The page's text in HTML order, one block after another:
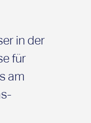
in der
für
am